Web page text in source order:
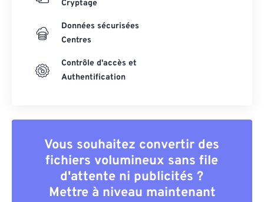
Cryptage
Données sécurisées
Centres
Contrôle d'accès et
Authentification
Vous souhaitez convertir des
fichiers volumineux sans file
d'attente ni publicités ?
Mettre à niveau maintenant